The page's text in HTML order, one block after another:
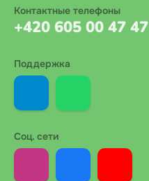
Контактные телефоны
+420 605 00 47 47
Поддержка
Соц. сети